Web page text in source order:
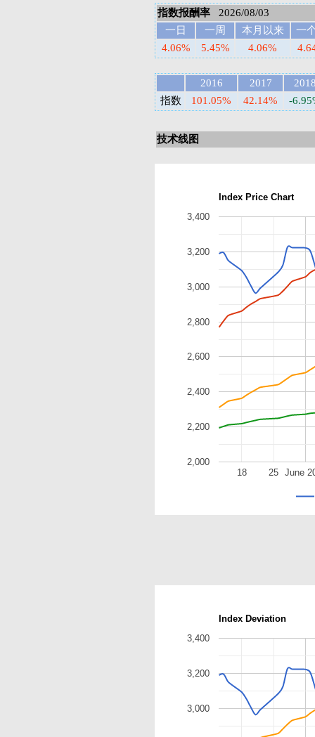
指数报酬率 2026/08/03
一日
一周 本月以来
一
4.06%
5.45% 4.06%
2016 2017
指数
101.05% 42.14% -
技术线图
Index Price Chart
June
18 25
2,000
2,200
2,400
2,600
2,800
3,000
3,200
3,400
Index Deviation
3,000
3,200
3,400